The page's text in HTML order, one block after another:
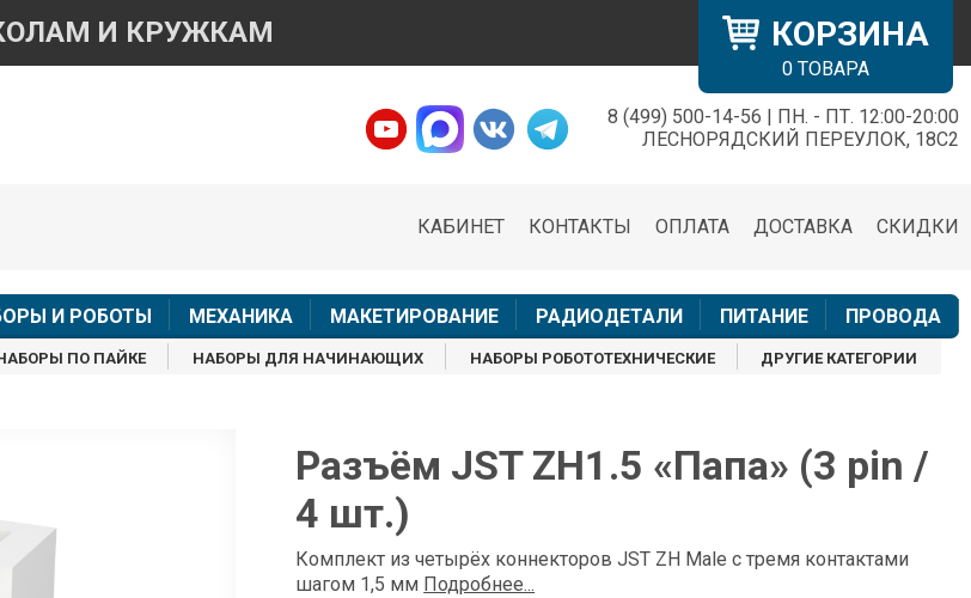
КОРЗИНА
0 ТОВАРА
И КРУЖКАМ
8 (499) 500-14-56 | ПН. - ПТ. 12:00-20:00
ЛЕСНОРЯДСКИЙ ПЕРЕУЛОК, 18С2
СКИДКИ
ДОСТАВКА
ОПЛАТА
КОНТАКТЫ
КАБИНЕТ
И РОБОТЫ МЕХАНИКА МАКЕТИРОВАНИЕ РАДИОДЕТАЛИ ПИТАНИЕ ПРОВОДА
ПО ПАЙКЕ НАБОРЫ ДЛЯ НАЧИНАЮЩИХ НАБОРЫ РОБОТОТЕХНИЧЕСКИЕ ДРУГИЕ КАТЕГОРИИ
Разъём JST ZH1.5 «Папа» (3 pin /
4 шт.)
Комплект из четырёх коннекторов JST ZH Male с тремя контактами
шагом 1,5 мм Подробнее...
×
приобретения товара
17 38
сообщения не обслуживаются
Менеджер
8 (499) 500-14-56